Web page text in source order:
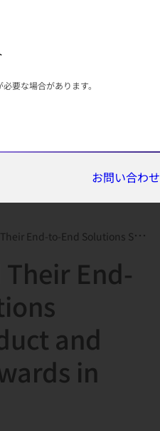
要な場合があります。
お問い合わせ
End Solutions Sweeps Product and Corporate Aw...
End-
and
in